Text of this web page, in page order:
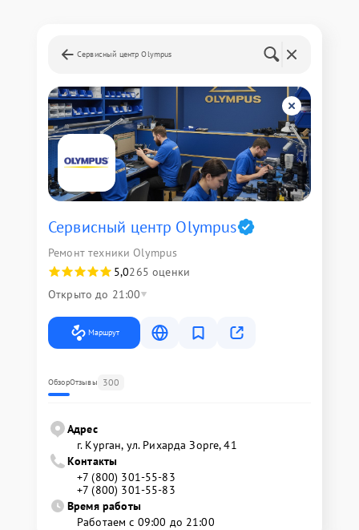
Сервисный центр Olympus
Сервисный центр Olympus
Ремонт техники Olympus
5,0265 оценки
Открыто до 21:00
Маршрут
ОбзорОтзывы 300
Адрес
г. Курган, ул. Рихарда Зорге, 41
Контакты
+7 (800) 301-55-83
+7 (800) 301-55-83
Время работы
Работаем с 09:00 до 21:00